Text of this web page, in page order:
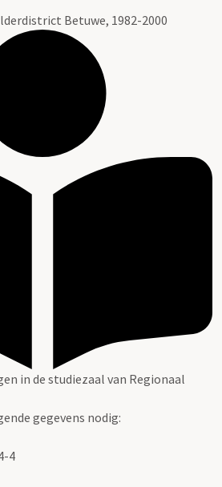
Betuwe, 1982-2000
in de studiezaal van Regionaal
gegevens nodig:
4